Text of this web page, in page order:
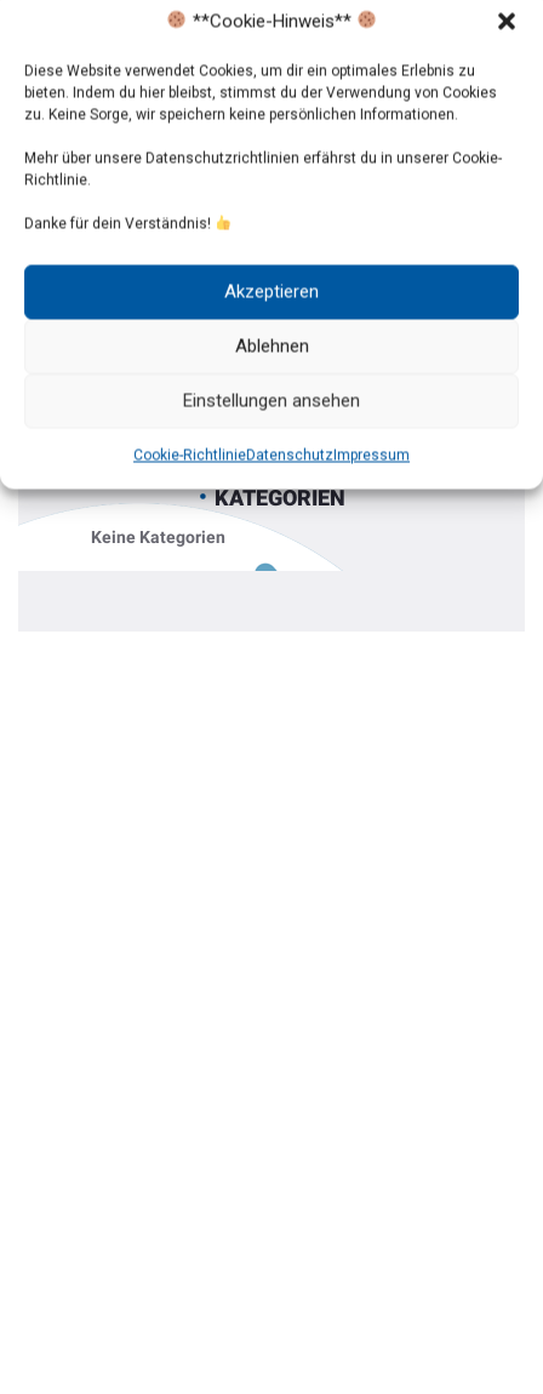
**Cookie-Hinweis**
Diese Website verwendet Cookies, um dir ein optimales Erlebnis zu
bieten. Indem du hier bleibst, stimmst du der Verwendung von Cookies
zu. Keine Sorge, wir speichern keine persönlichen Informationen.
Mehr über unsere Datenschutzrichtlinien erfährst du in unserer Cookie-
Richtlinie.
Danke für dein Verständnis!
Akzeptieren
Ablehnen
Einstellungen ansehen
Cookie-RichtlinieDatenschutzImpressum
Player
KATEGORIEN
Keine Kategorien